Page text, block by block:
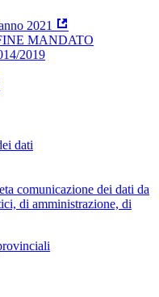
2021
MANDATO
2019
dati
comunicazione dei dati da
di amministrazione, di